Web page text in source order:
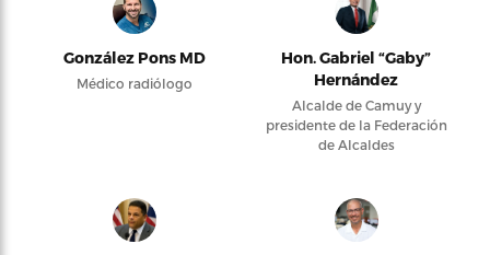
González Pons MD
Médico radiólogo
Hon. Gabriel “Gaby”
Hernández
Alcalde de Camuy y
presidente de la Federación
de Alcaldes